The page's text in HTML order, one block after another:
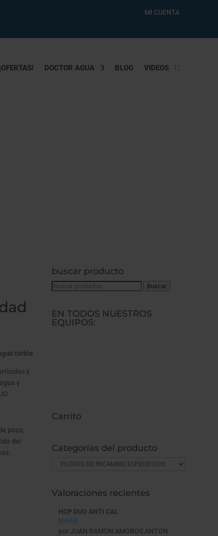
MI CUENTA
¡OFERTAS! DOCTOR AGUA BLOG VIDEOS
turbia
y
y
pozo,
del
buscar producto
Buscar
Buscar
EN TODOS NUESTROS
EQUIPOS:
Carrito
Categorías del producto
Valoraciones recientes
HCP DUO ANTI CAL
Valorado con
por JUAN RAMON AMOROS ANTON